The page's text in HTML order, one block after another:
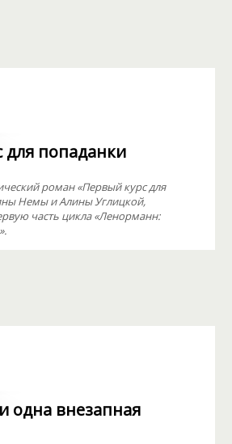
попаданки
роман «Первый курс для
Немы и Алины Углицкой,
часть цикла «Ленорманн:
одна внезапная